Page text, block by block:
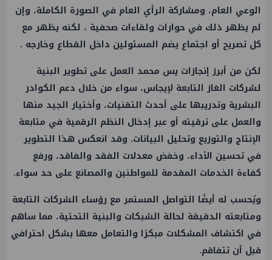
الوعي العام، ومشاركة الرأي العام في الصورة الكاملة، وإن
لم يظهر ذلك في حوارات ولقاءات صحفية ، لكنه يظهر مع
كل تصريح أو اجتماع يضم المسئولين داخل القطاع وخارجه .
لكن من أبرز إنجازات يس محمد العمل على تطوير البنية
لشركات الغاز التابعة لإيجاس، سواء من خلال دعم الكوادر
البشرية وتدريبها على أحدث التقنيات، وأختيار الجيد منها
والعمل على ترقيته أو عبر إدخال النظم الرقمية في متابعة
الإنتاج والتوزيع وتحليل البيانات. وقد انعكس هذا التطوير
في تحسين الأداء، وخفض معدلات الفقد والفاقد، ورفع
كفاءة الخدمات المقدمة للمواطنين والمصانع على حد سواء.
ويُحسب له أيضًا التواصل المستمر مع رؤساء الشركات التابعة
ومتابعته الدقيقة لحالة الشبكات والبنية التحتية، مما ساهم
في اكتشاف المشكلات مبكرًا والتعامل معها بشكل احترافي
قبل أن تتفاقم.